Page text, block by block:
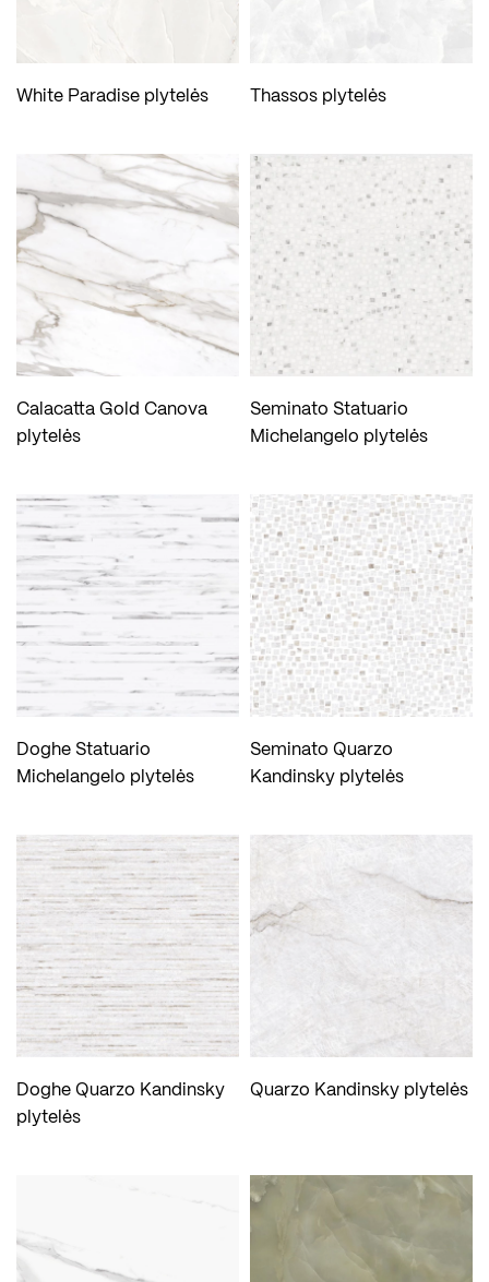
White Paradise plytelės Thassos plytelės
Calacatta Gold Canova
plytelės
Seminato Statuario
Michelangelo plytelės
Doghe Statuario
Michelangelo plytelės
Seminato Quarzo
Kandinsky plytelės
Doghe Quarzo Kandinsky
plytelės
Quarzo Kandinsky plytelės